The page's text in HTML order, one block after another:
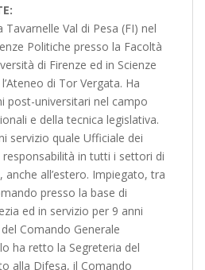
Tavarnelle Val di Pesa (FI) nel
Politiche presso la Facoltà
di Firenze ed in Scienze
di Tor Vergata. Ha
post-universitari nel campo
e della tecnica legislativa.
servizio quale Ufficiale dei
responsabilità in tutti i settori di
anche all’estero. Impiegato, tra
presso la base di
ed in servizio per 9 anni
Comando Generale
ha retto la Segreteria del
alla Difesa, il Comando